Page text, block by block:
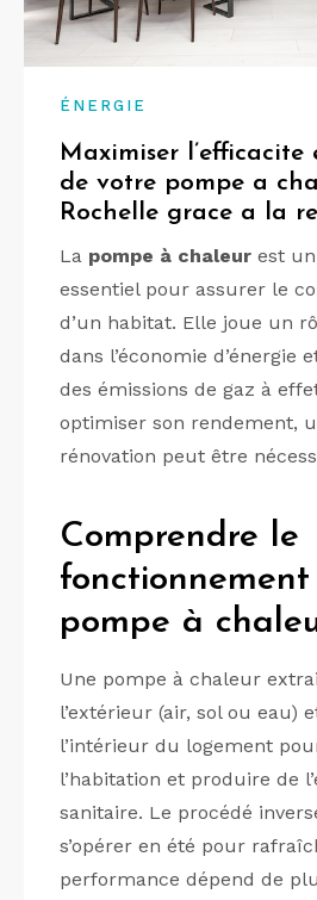
ÉNERGIE
Maximiser l’efficacite
de votre pompe a
Rochelle grace a la
La pompe à chaleur est
essentiel pour assurer le
d’un habitat. Elle joue un
dans l’économie d’énergie
des émissions de gaz à
optimiser son rendement,
rénovation peut être
Comprendre le
pompe à
Une pompe à chaleur
l’extérieur (air, sol ou eau)
l’intérieur du logement
l’habitation et produire de
sanitaire. Le procédé
s’opérer en été pour
performance dépend de